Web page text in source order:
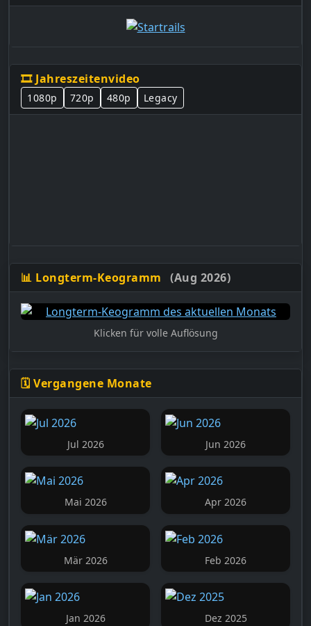
🎞️ Jahreszeitenvideo
1080p 720p 480p Legacy
📊 Longterm-Keogramm (Aug 2026)
Klicken für volle Auflösung
🗓️ Vergangene Monate
Jul 2026 Jun 2026
Mai 2026 Apr 2026
Mär 2026 Feb 2026
Jan 2026 Dez 2025